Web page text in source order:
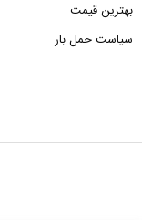
بهترین قیمت
سیاست حمل بار